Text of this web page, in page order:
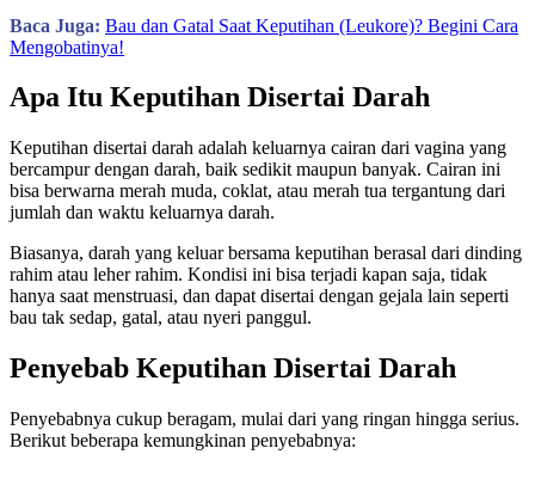
Baca Juga: Bau dan Gatal Saat Keputihan (Leukore)? Begini Cara
Mengobatinya!
Apa Itu Keputihan Disertai Darah
Keputihan disertai darah adalah keluarnya cairan dari vagina yang
bercampur dengan darah, baik sedikit maupun banyak. Cairan ini
bisa berwarna merah muda, coklat, atau merah tua tergantung dari
jumlah dan waktu keluarnya darah.
Biasanya, darah yang keluar bersama keputihan berasal dari dinding
rahim atau leher rahim. Kondisi ini bisa terjadi kapan saja, tidak
hanya saat menstruasi, dan dapat disertai dengan gejala lain seperti
bau tak sedap, gatal, atau nyeri panggul.
Penyebab Keputihan Disertai Darah
Penyebabnya cukup beragam, mulai dari yang ringan hingga serius.
Berikut beberapa kemungkinan penyebabnya: